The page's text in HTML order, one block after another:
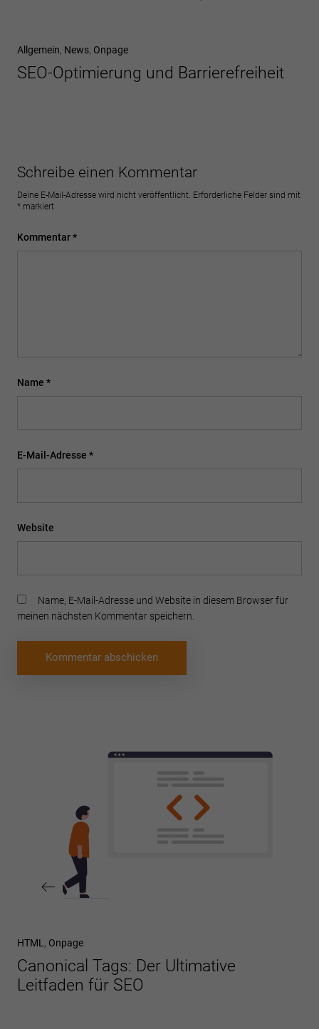
Allgemein, News, Onpage
SEO-Optimierung und Barrierefreiheit
Schreibe einen Kommentar
Deine E-Mail-Adresse wird nicht veröffentlicht. Erforderliche Felder sind mit
* markiert
Kommentar*
Name *
E-Mail-Adresse *
Website
Name, E-Mail-Adresse und Website in diesem Browser für
meinen nächsten Kommentar speichern.
Vorheriger
Beitrag
HTML Onpage
Canonical Tags: Der Ultimative
Leitfaden für SEO